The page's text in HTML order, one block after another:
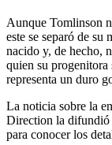
Aunque Tomlinson
este se separó de su
nacido y, de hecho,
quien su progenitora
representa un duro
La noticia sobre la
Direction la difundió
para conocer los